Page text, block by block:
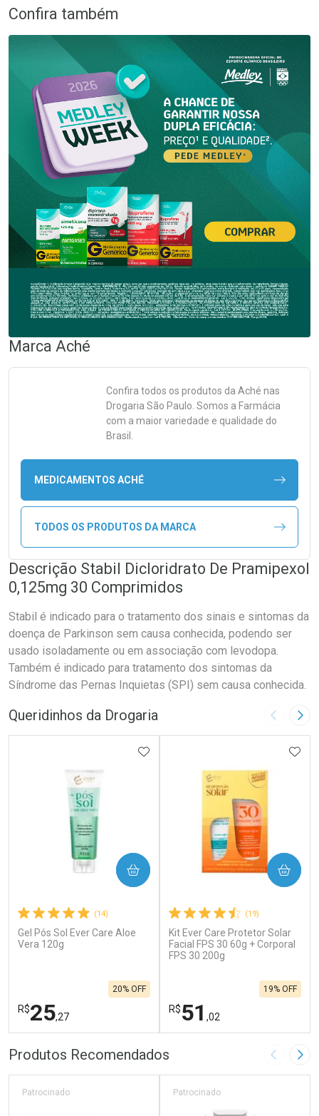
Confira também
Marca Aché
Confira todos os produtos da Aché nas
Drogaria São Paulo. Somos a Farmácia
com a maior variedade e qualidade do
Brasil.
MEDICAMENTOS ACHÉ
TODOS OS PRODUTOS DA MARCA
Descrição Stabil Dicloridrato De Pramipexol
0,125mg 30 Comprimidos
Stabil é indicado para o tratamento dos sinais e sintomas da
doença de Parkinson sem causa conhecida, podendo ser
usado isoladamente ou em associação com levodopa.
Também é indicado para tratamento dos sintomas da
Síndrome das Pernas Inquietas (SPI) sem causa conhecida.
Queridinhos da Drogaria Imagem
(14)
Gel Pós Sol Ever Care Aloe
Vera 120g
R$25,27
20% OFF
ADICIONAR AOS FAVORITOS
COMPRAR
FECHAR
Laboratório
FECHAR
Por Menos
(19)
Kit Ever Care Protetor Solar
Facial FPS 30 60g + Corporal
FPS 30 200g
R$51 ,02
19% OFF
COMPRAR
Laboratório
Por Menos
Produtos Recomendados Imagem
Patrocinado Patrocinado